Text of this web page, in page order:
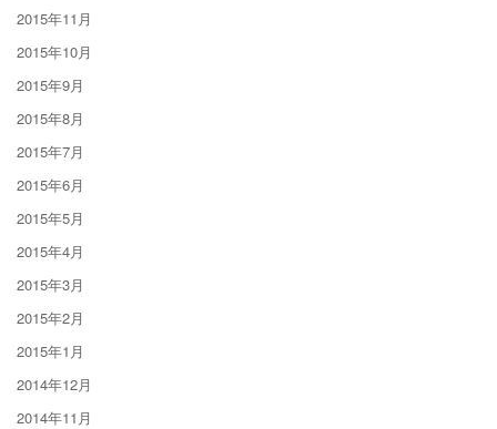
2015年11月
2015年10月
2015年9月
2015年8月
2015年7月
2015年6月
2015年5月
2015年4月
2015年3月
2015年2月
2015年1月
2014年12月
2014年11月